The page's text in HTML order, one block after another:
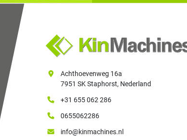
Achthoevenweg 16a
7951 SK Staphorst, Nederland
+31 655 062 286
0655062286
info@kinmachines.nl